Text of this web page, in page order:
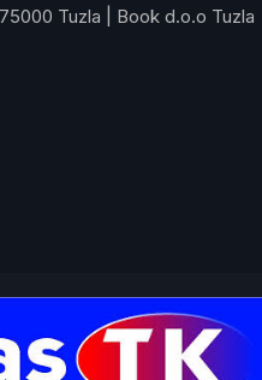
Tuzla | Book d.o.o Tuzla